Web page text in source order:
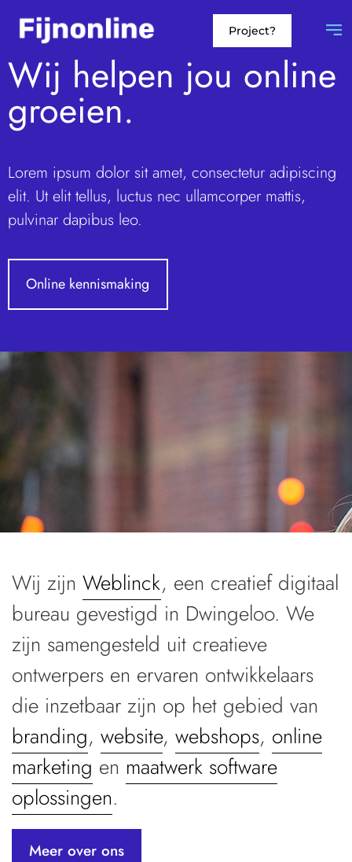
Project?
Wij helpen jou online
groeien.
Lorem ipsum dolor sit amet, consectetur adipiscing
elit. Ut elit tellus, luctus nec ullamcorper mattis,
pulvinar dapibus leo.
Online kennismaking
Wij zijn Weblinck, een creatief digitaal
bureau gevestigd in Dwingeloo. We
zijn samengesteld uit creatieve
ontwerpers en ervaren ontwikkelaars
die inzetbaar zijn op het gebied van
branding, website, webshops, online
marketing en maatwerk software
oplossingen.
Meer over ons